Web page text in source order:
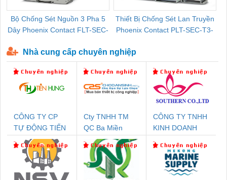
Bộ Chống Sét Nguồn 3 Pha 5
Dây Phoenix Contact FLT-SEC-
Thiết Bị Chống Sét Lan Truyền
Phoenix Contact PLT-SEC-T3-
Nhà cung cấp chuyên nghiệp
CÔNG TY CP
TỰ ĐỘNG TIẾN
HƯNG
Cty TNHH TM
QC Ba Miền
CÔNG TY TNHH
KINH DOANH
PHƯƠNG NAM